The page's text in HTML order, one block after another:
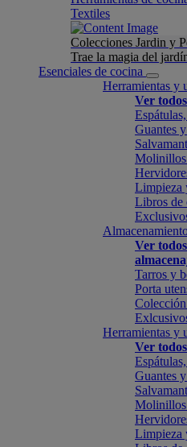
Textiles
Colecciones Jardin y
Trae la magia del
Esenciales de cocina
Herramientas y
Ver
Guantes
Molinillos
Limpieza
Libros de
Ver
Tarros y
Porta
Herramientas y
Ver
Guantes
Molinillos
Limpieza